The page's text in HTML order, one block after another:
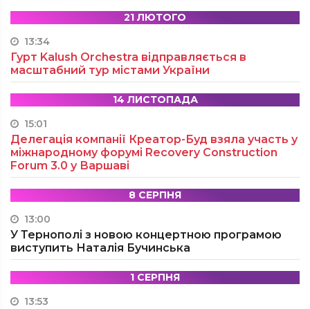
21 ЛЮТОГО
13:34
Гурт Kalush Orchestra відправляється в
масштабний тур містами України
14 ЛИСТОПАДА
15:01
Делегація компанії Креатор-Буд взяла участь у
міжнародному форумі Recovery Construction
Forum 3.0 у Варшаві
8 СЕРПНЯ
13:00
У Тернополі з новою концертною програмою
виступить Наталія Бучинська
1 СЕРПНЯ
13:53